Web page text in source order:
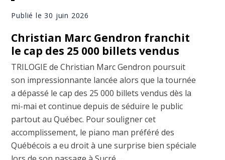
Publié le 30 juin 2026
Christian Marc Gendron franchit
le cap des 25 000 billets vendus
TRILOGIE de Christian Marc Gendron poursuit
son impressionnante lancée alors que la tournée
a dépassé le cap des 25 000 billets vendus dès la
mi-mai et continue depuis de séduire le public
partout au Québec. Pour souligner cet
accomplissement, le piano man préféré des
Québécois a eu droit à une surprise bien spéciale